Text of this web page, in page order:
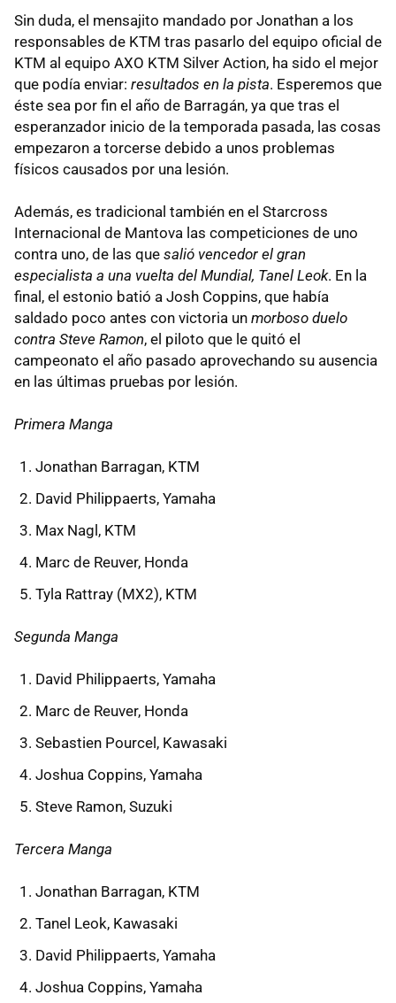
Sin duda, el mensajito mandado por Jonathan a los
responsables de KTM tras pasarlo del equipo oficial de
KTM al equipo AXO KTM Silver Action, ha sido el mejor
que podía enviar: resultados en la pista. Esperemos que
éste sea por fin el año de Barragán, ya que tras el
esperanzador inicio de la temporada pasada, las cosas
empezaron a torcerse debido a unos problemas
físicos causados por una lesión.
Además, es tradicional también en el Starcross
Internacional de Mantova las competiciones de uno
contra uno, de las que salió vencedor el gran
especialista a una vuelta del Mundial, Tanel Leok. En la
final, el estonio batió a Josh Coppins, que había
saldado poco antes con victoria un morboso duelo
contra Steve Ramon, el piloto que le quitó el
campeonato el año pasado aprovechando su ausencia
en las últimas pruebas por lesión.
Primera Manga
Jonathan Barragan, KTM
David Philippaerts, Yamaha
Max Nagl, KTM
Marc de Reuver, Honda
Tyla Rattray (MX2), KTM
Segunda Manga
David Philippaerts, Yamaha
Marc de Reuver, Honda
Sebastien Pourcel, Kawasaki
Joshua Coppins, Yamaha
Steve Ramon, Suzuki
Tercera Manga
Jonathan Barragan, KTM
Tanel Leok, Kawasaki
David Philippaerts, Yamaha
Joshua Coppins, Yamaha